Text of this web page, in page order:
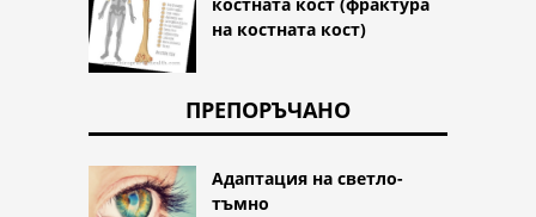
на костната кост)
ПРЕПОРЪЧАНО
Адаптация на светло-
тъмно